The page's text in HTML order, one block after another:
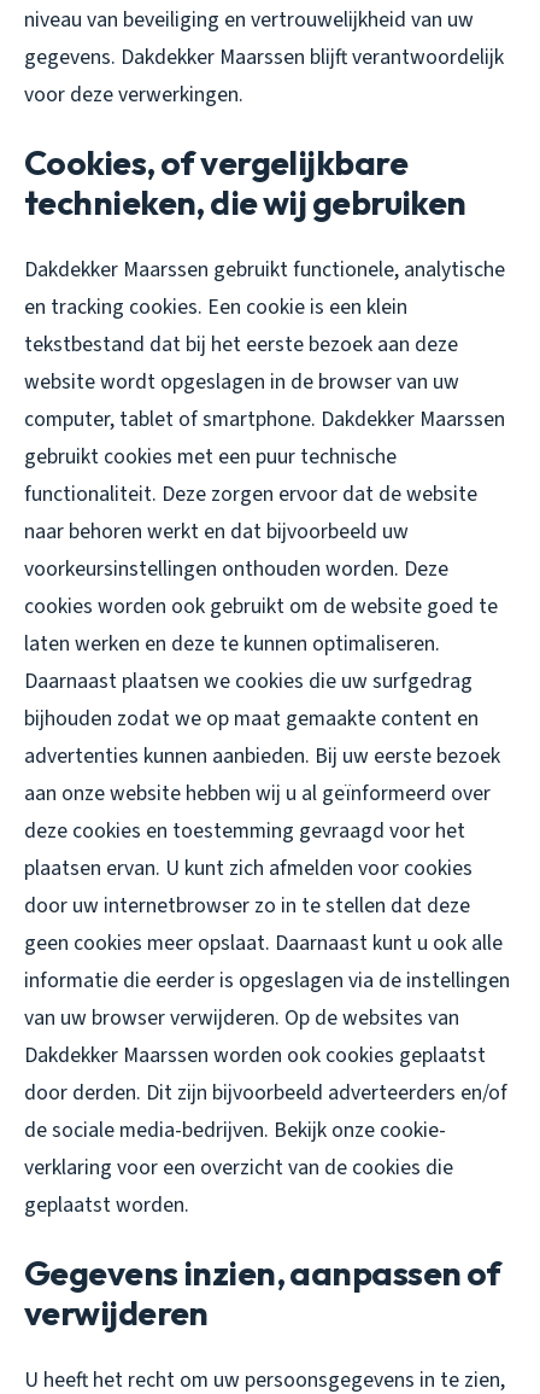
niveau van beveiliging en vertrouwelijkheid van uw
gegevens. Dakdekker Maarssen blijft verantwoordelijk
voor deze verwerkingen.
Cookies, of vergelijkbare
technieken, die wij gebruiken
Dakdekker Maarssen gebruikt functionele, analytische
en tracking cookies. Een cookie is een klein
tekstbestand dat bij het eerste bezoek aan deze
website wordt opgeslagen in de browser van uw
computer, tablet of smartphone. Dakdekker Maarssen
gebruikt cookies met een puur technische
functionaliteit. Deze zorgen ervoor dat de website
naar behoren werkt en dat bijvoorbeeld uw
voorkeursinstellingen onthouden worden. Deze
cookies worden ook gebruikt om de website goed te
laten werken en deze te kunnen optimaliseren.
Daarnaast plaatsen we cookies die uw surfgedrag
bijhouden zodat we op maat gemaakte content en
advertenties kunnen aanbieden. Bij uw eerste bezoek
aan onze website hebben wij u al geïnformeerd over
deze cookies en toestemming gevraagd voor het
plaatsen ervan. U kunt zich afmelden voor cookies
door uw internetbrowser zo in te stellen dat deze
geen cookies meer opslaat. Daarnaast kunt u ook alle
informatie die eerder is opgeslagen via de instellingen
van uw browser verwijderen. Op de websites van
Dakdekker Maarssen worden ook cookies geplaatst
door derden. Dit zijn bijvoorbeeld adverteerders en/of
de sociale media-bedrijven. Bekijk onze cookie-
verklaring voor een overzicht van de cookies die
geplaatst worden.
Gegevens inzien, aanpassen of
verwijderen
U heeft het recht om uw persoonsgegevens in te zien,